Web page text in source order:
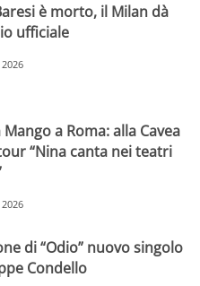
è morto, il Milan dà
ufficiale
a Roma: alla Cavea
“Nina canta nei teatri
di “Odio” nuovo singolo
Condello